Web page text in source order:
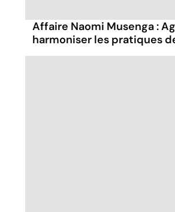
Affaire Naomi Musenga :
harmoniser les pratiques